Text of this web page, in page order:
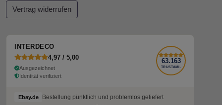
Vertrag widerrufen
INTERDECO
4,97 / 5,00
Ausgezeichnet
Identität verifiziert
63.163
TRUSTAMI.
Ebay.de Bestellung pünktlich und problemlos geliefert
Ebay.de Bestellung pünktlich und problemlos geliefert